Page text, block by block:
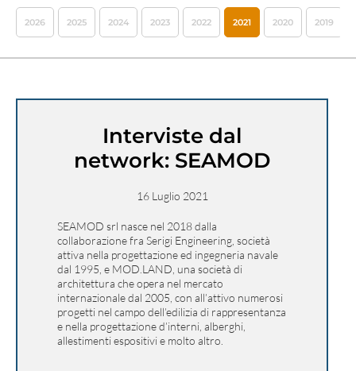
2026 2025 2024 2023 2022 2021 2020 2019
Interviste dal
network: SEAMOD
16 Luglio 2021
SEAMOD srl nasce nel 2018 dalla
collaborazione fra Serigi Engineering, società
attiva nella progettazione ed ingegneria navale
dal 1995, e MOD.LAND, una società di
architettura che opera nel mercato
internazionale dal 2005, con all’attivo numerosi
progetti nel campo dell’edilizia di rappresentanza
e nella progettazione d’interni, alberghi,
allestimenti espositivi e molto altro.